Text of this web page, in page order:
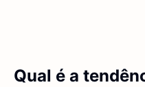
Qual é a